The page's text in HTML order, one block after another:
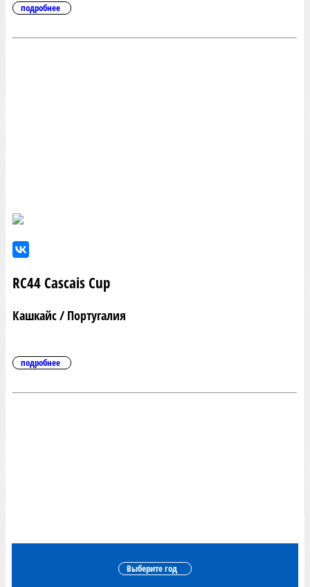
подробнее
RC44 Cascais Cup
Кашкайс / Португалия
подробнее
Выберите год